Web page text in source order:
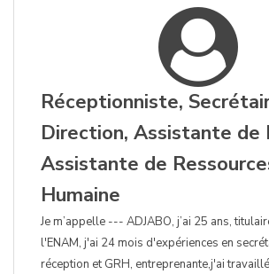
Réceptionniste,
Direction, Assistante de
Assistante de
Humaine
Je m’appelle --- ADJABO, j’ai 25 ans,
l'ENAM, j'ai 24 mois d'expériences en
réception et GRH, entreprenante,j'ai